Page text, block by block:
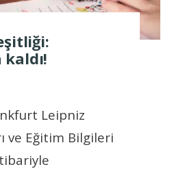
Leipniz
ve Eğitim Bilgileri